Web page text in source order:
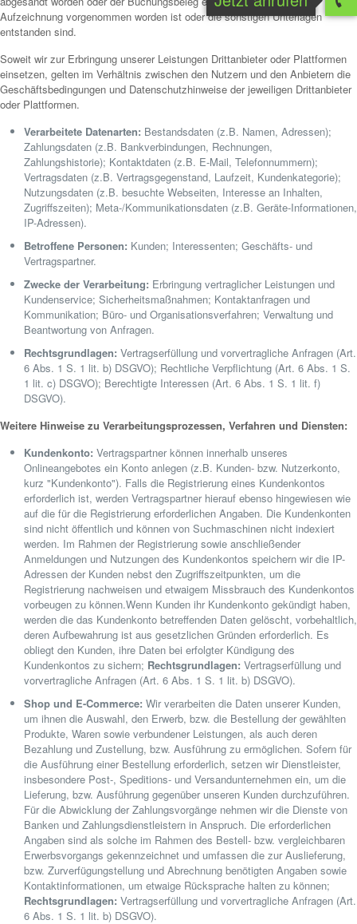
Aufzeichnung vorgenommen worden ist oder die sonstigen Unterlagen
entstanden sind.
Soweit wir zur Erbringung unserer Leistungen Drittanbieter oder Plattformen
einsetzen, gelten im Verhältnis zwischen den Nutzern und den Anbietern die
Geschäftsbedingungen und Datenschutzhinweise der jeweiligen Drittanbieter
oder Plattformen.
Verarbeitete Datenarten: Bestandsdaten (z.B. Namen, Adressen);
Zahlungsdaten (z.B. Bankverbindungen, Rechnungen,
Zahlungshistorie); Kontaktdaten (z.B. E-Mail, Telefonnummern);
Vertragsdaten (z.B. Vertragsgegenstand, Laufzeit, Kundenkategorie);
Nutzungsdaten (z.B. besuchte Webseiten, Interesse an Inhalten,
Zugriffszeiten); Meta-/Kommunikationsdaten (z.B. Geräte-Informationen,
IP-Adressen).
Betroffene Personen: Kunden; Interessenten; Geschäfts- und
Vertragspartner.
Zwecke der Verarbeitung: Erbringung vertraglicher Leistungen und
Kundenservice; Sicherheitsmaßnahmen; Kontaktanfragen und
Kommunikation; Büro- und Organisationsverfahren; Verwaltung und
Beantwortung von Anfragen.
Rechtsgrundlagen: Vertragserfüllung und vorvertragliche Anfragen (Art.
6 Abs. 1 S. 1 lit. b) DSGVO); Rechtliche Verpflichtung (Art. 6 Abs. 1 S.
1 lit. c) DSGVO); Berechtigte Interessen (Art. 6 Abs. 1 S. 1 lit. f)
DSGVO).
Weitere Hinweise zu Verarbeitungsprozessen, Verfahren und Diensten:
Kundenkonto: Vertragspartner können innerhalb unseres
Onlineangebotes ein Konto anlegen (z.B. Kunden- bzw. Nutzerkonto,
kurz "Kundenkonto"). Falls die Registrierung eines Kundenkontos
erforderlich ist, werden Vertragspartner hierauf ebenso hingewiesen wie
auf die für die Registrierung erforderlichen Angaben. Die Kundenkonten
sind nicht öffentlich und können von Suchmaschinen nicht indexiert
werden. Im Rahmen der Registrierung sowie anschließender
Anmeldungen und Nutzungen des Kundenkontos speichern wir die IP-
Adressen der Kunden nebst den Zugriffszeitpunkten, um die
Registrierung nachweisen und etwaigem Missbrauch des Kundenkontos
vorbeugen zu können.Wenn Kunden ihr Kundenkonto gekündigt haben,
werden die das Kundenkonto betreffenden Daten gelöscht, vorbehaltlich,
deren Aufbewahrung ist aus gesetzlichen Gründen erforderlich. Es
obliegt den Kunden, ihre Daten bei erfolgter Kündigung des
Kundenkontos zu sichern; Rechtsgrundlagen: Vertragserfüllung und
vorvertragliche Anfragen (Art. 6 Abs. 1 S. 1 lit. b) DSGVO).
Shop und E-Commerce: Wir verarbeiten die Daten unserer Kunden,
um ihnen die Auswahl, den Erwerb, bzw. die Bestellung der gewählten
Produkte, Waren sowie verbundener Leistungen, als auch deren
Bezahlung und Zustellung, bzw. Ausführung zu ermöglichen. Sofern für
die Ausführung einer Bestellung erforderlich, setzen wir Dienstleister,
insbesondere Post-, Speditions- und Versandunternehmen ein, um die
Lieferung, bzw. Ausführung gegenüber unseren Kunden durchzuführen.
Für die Abwicklung der Zahlungsvorgänge nehmen wir die Dienste von
Banken und Zahlungsdienstleistern in Anspruch. Die erforderlichen
Angaben sind als solche im Rahmen des Bestell- bzw. vergleichbaren
Erwerbsvorgangs gekennzeichnet und umfassen die zur Auslieferung,
bzw. Zurverfügungstellung und Abrechnung benötigten Angaben sowie
Kontaktinformationen, um etwaige Rücksprache halten zu können;
Rechtsgrundlagen: Vertragserfüllung und vorvertragliche Anfragen (Art.
6 Abs. 1 S. 1 lit. b) DSGVO).